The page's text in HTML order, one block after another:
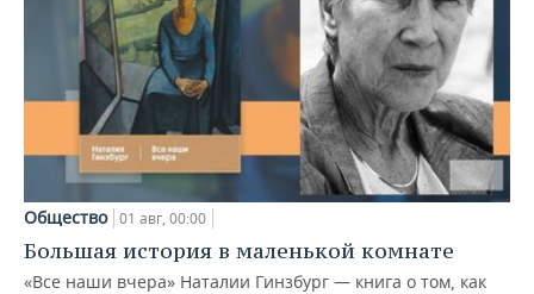
Общество 01 авг, 00:00
Большая история в маленькой комнате
«Все наши вчера» Наталии Гинзбург — книга о том, как